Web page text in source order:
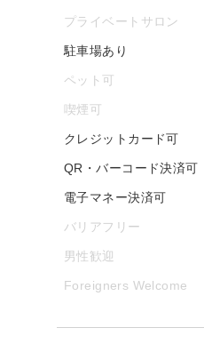
プライベートサロン
駐車場あり
ペット可
喫煙可
クレジットカード可
QR・バーコード決済可
電子マネー決済可
バリアフリー
男性歓迎
Foreigners Welcome